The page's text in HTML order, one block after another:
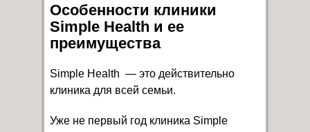
Особенности клиники
Simple Health и ее
преимущества
Simple Health — это действительно
клиника для всей семьи.
Уже не первый год клиника Simple